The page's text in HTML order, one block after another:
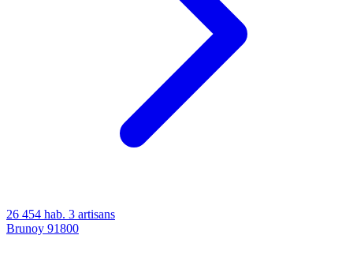
26 454 hab. 3 artisans
Brunoy 91800